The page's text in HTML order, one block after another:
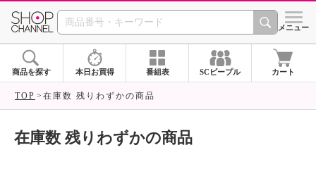
SHOP CHANNEL ショッ
メニュー
商品を探す 本日お買得 番組表 SCピープル カート
TOP 在庫数 残りわずかの商品
在庫数 残りわずかの商品